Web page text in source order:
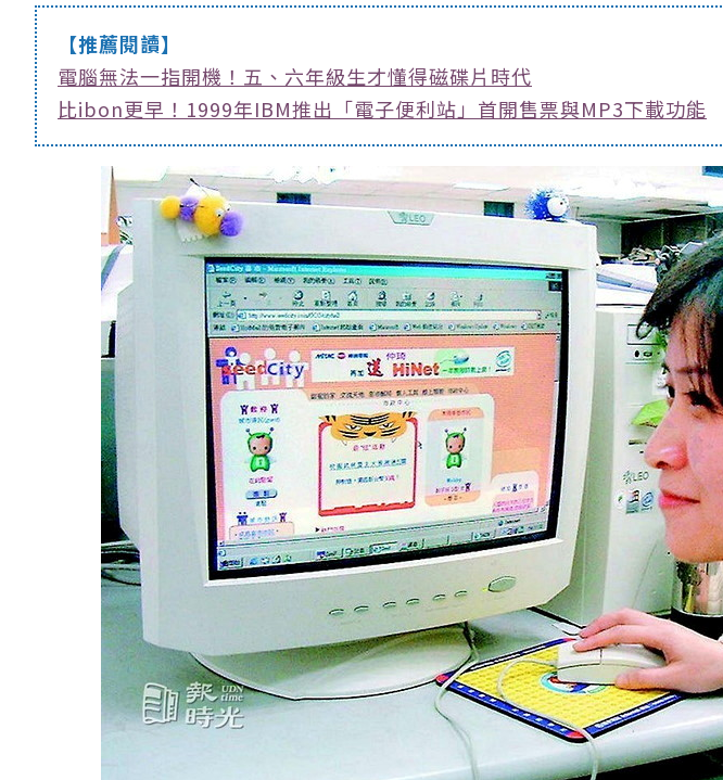
【推薦閱讀】
電腦無法一指開機！五、六年級生才懂得磁碟片時代
比ibon更早！1999年IBM推出「電子便利站」首開售票與MP3下載功能